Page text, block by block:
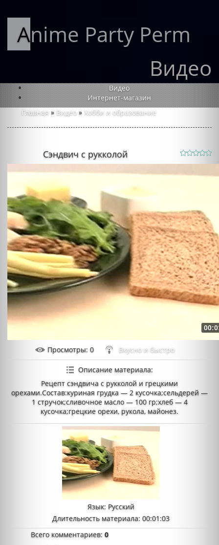
Anime Party Perm
Видео
Видео
Интернет-магазин
Главная » Видео » Хобби и образование
Сэндвич с рукколой
Просмотры: 0 Вкусно и быстро
Описание материала:
Рецепт сэндвича с рукколой и грецкими
орехами.Состав:куриная грудка — 2 кусочка;сельдерей —
1 стручок;сливочное масло — 100 гр;хлеб — 4
кусочка;грецкие орехи, рукола, майонез.
Язык: Русский
Длительность материала: 00:01:03
Всего комментариев:0